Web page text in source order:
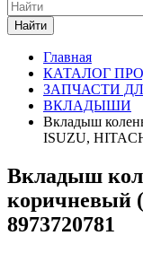
Найти
Главная
КАТАЛОГ
ЗАПЧАСТИ
ВКЛАДЫШИ
Вкладыш
ISUZU,
Вкладыш
коричневый
8973720781